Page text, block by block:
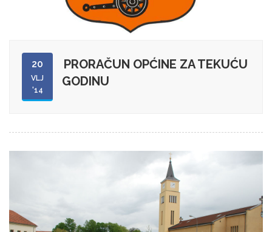
20
VLJ
'14
PRORAČUN OPĆINE ZA TEKUĆU
GODINU